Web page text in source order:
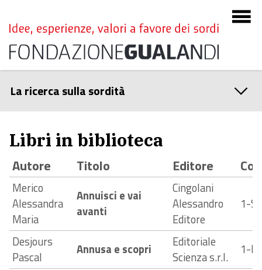
La ricerca sulla sordità
Libri in biblioteca
Autore Titolo Editore
Merico
Alessandra
Maria
Annuisci e vai
avanti
Cingolani
Alessandro
Editore
1-
Desjours
Pascal
Annusa e scopri
Editoriale
Scienza s.r.l.
1-